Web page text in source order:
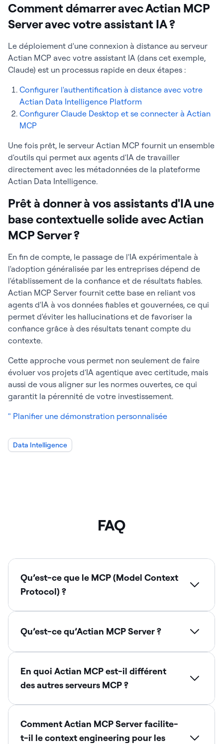
Comment démarrer avec Actian MCP
Server avec votre assistant IA ?
Le déploiement d'une connexion à distance au serveur
Actian MCP avec votre assistant IA (dans cet exemple,
Claude) est un processus rapide en deux étapes :
Configurer l'authentification à distance avec votre
Actian Data Intelligence Platform
Configurer Claude Desktop et se connecter à Actian
MCP
Une fois prêt, le serveur Actian MCP fournit un ensemble
d'outils qui permet aux agents d'IA de travailler
directement avec les métadonnées de la plateforme
Actian Data Intelligence.
Prêt à donner à vos assistants d'IA une
base contextuelle solide avec Actian
MCP Server ?
En fin de compte, le passage de l'IA expérimentale à
l'adoption généralisée par les entreprises dépend de
l'établissement de la confiance et de résultats fiables.
Actian MCP Server fournit cette base en reliant vos
agents d'IA à vos données fiables et gouvernées, ce qui
permet d'éviter les hallucinations et de favoriser la
confiance grâce à des résultats tenant compte du
contexte.
Cette approche vous permet non seulement de faire
évoluer vos projets d'IA agentique avec certitude, mais
aussi de vous aligner sur les normes ouvertes, ce qui
garantit la pérennité de votre investissement.
" Planifier une démonstration personnalisée
Data Intelligence
FAQ
Qu’est-ce que le MCP (Model Context
Protocol) ?
Qu’est-ce qu’Actian MCP Server ?
En quoi Actian MCP est-il différent
des autres serveurs MCP ?
Comment Actian MCP Server facilite-
t-il le context engineering pour les